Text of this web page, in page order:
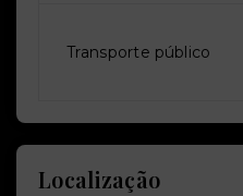
Transporte público
Localização